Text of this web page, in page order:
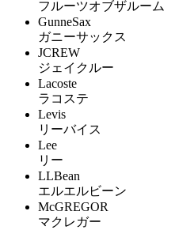
フルーツオブザルーム
GunneSax
ガニーサックス
JCREW
ジェイクルー
Lacoste
ラコステ
Levis
リーバイス
Lee
リー
LLBean
エルエルビーン
McGREGOR
マクレガー